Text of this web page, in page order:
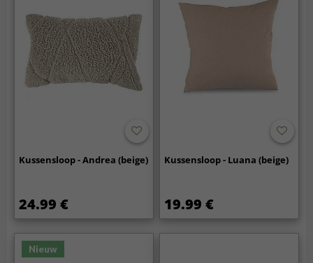
Kussensloop - Andrea (beige)
24.99 €
Kussensloop - Luana (beige)
19.99 €
Nieuw